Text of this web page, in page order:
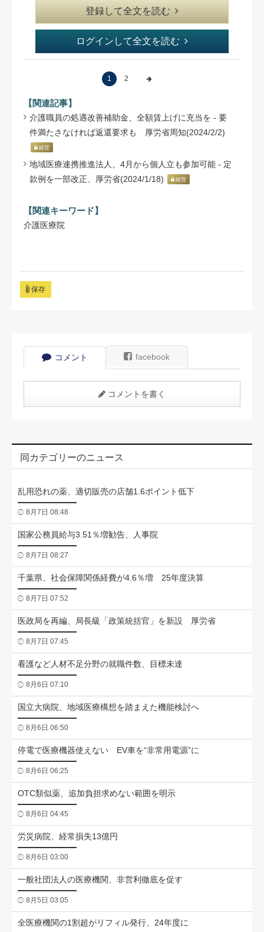
登録して全文を読む
ログインして全文を読む
1 2
【関連記事】
介護職員の処遇改善補助金、全額賃上げに充当を - 要
件満たさなければ返還要求も 厚労省周知(2024/2/2)
経営
地域医療連携推進法人、4月から個人立も参加可能 - 定
款例を一部改正、厚労省(2024/1/18)
経営
【関連キーワード】
介護医療院
保存
コメント facebook
コメントを書く
同カテゴリーのニュース
乱用恐れの薬、適切販売の店舗1.6ポイント低下
8月7日 08:48
国家公務員給与3.51％増勧告、人事院
8月7日 08:27
千葉県、社会保障関係経費が4.6％増 25年度決算
8月7日 07:52
医政局を再編、局長級「政策統括官」を新設 厚労省
8月7日 07:45
看護など人材不足分野の就職件数、目標未達
8月6日 07:10
国立大病院、地域医療構想を踏まえた機能検討へ
8月6日 06:50
停電で医療機器使えない EV車を“非常用電源”に
8月6日 06:25
OTC類似薬、追加負担求めない範囲を明示
8月6日 04:45
労災病院、経常損失13億円
8月6日 03:00
一般社団法人の医療機関、非営利徹底を促す
8月5日 03:05
全医療機関の1割超がリフィル発行、24年度に